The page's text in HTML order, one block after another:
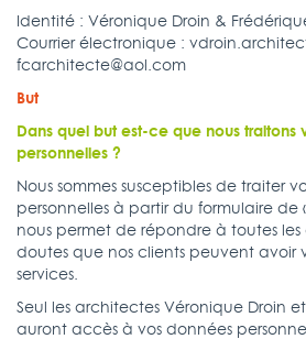
Identité : Véronique Droin &
Courrier électronique :
fcarchitecte@aol.com
But
Dans quel but est-ce que nous traitons
personnelles ?
Nous sommes susceptibles de traiter
personnelles à partir du formulaire de
nous permet de répondre à toutes
doutes que nos clients peuvent avoir
services.
Seul les architectes Véronique Droin
auront accès à vos données